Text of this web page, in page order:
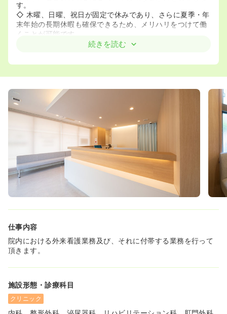
す。
◇ 木曜、日曜、祝日が固定で休みであり、さらに夏季・年
末年始の長期休暇も確保できるため、メリハリをつけて働
くことが可能です。
できます＞
が望めます。
◇ 経験者（3年以上）としてのスキルを活かしながら、ご
自身の時間を大切にすることが可能です。
続きを読む
仕事内容
院内における外来看護業務及び、それに付帯する業務を行って
頂きます。
施設形態・診療科目
クリニック